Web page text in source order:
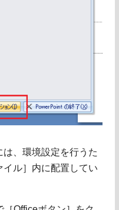
、環境設定を行うた
ル］内に配置してい